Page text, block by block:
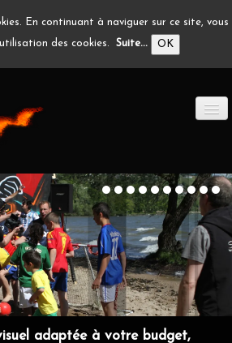
En continuant à naviguer sur ce site, vous
des cookies. Suite... OK
adaptée à votre budget,